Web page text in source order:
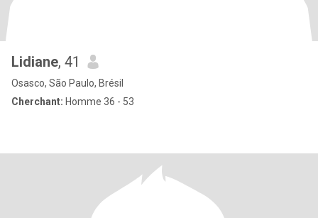
Lidiane, 41
Osasco, São Paulo, Brésil
Cherchant: Homme 36 - 53